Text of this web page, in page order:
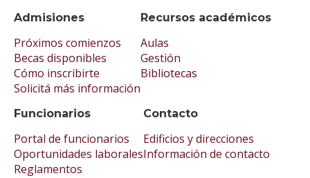
Admisiones
Próximos comienzos
Becas disponibles
Cómo inscribirte
Solicitá más información
Recursos académicos
Aulas
Gestión
Bibliotecas
Funcionarios
Portal de funcionarios
Oportunidades laborales
Reglamentos
Contacto
Edificios y direcciones
Información de contacto